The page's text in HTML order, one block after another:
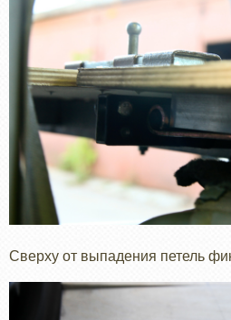
Сверху от выпадения петель